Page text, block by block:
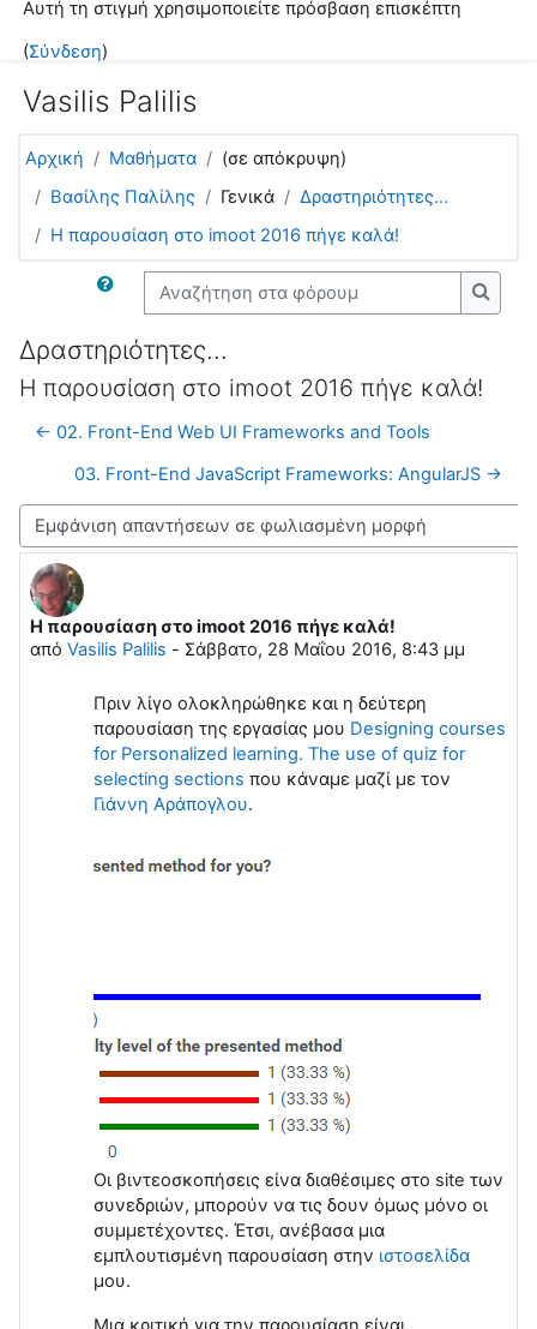
Μετάβαση στο κεντρικό περιεχόμενο
Αυτή τη στιγμή χρησιμοποιείτε πρόσβαση επισκέπτη
(Σύνδεση)
Vasilis Palilis
Αρχική Μαθήματα
(σε απόκρυψη)
Βασίλης Παλίλης
Γενικά
Δραστηριότητες...
H παρουσίαση στο imoot 2016 πήγε καλά!
Αναζήτηση στα φόρουμ
Δραστηριότητες...
H παρουσίαση στο imoot 2016 πήγε καλά!
← 02. Front-End Web UI Frameworks and Tools
03. Front-End JavaScript Frameworks: AngularJS →
Λειτουργία εμφάνισης
H παρουσίαση στο imoot 2016 πήγε καλά!
από Vasilis Palilis - Σάββατο, 28 Μαΐου 2016, 8:43 μμ
Αριθμός απαντήσεων: 0
Πριν λίγο ολοκληρώθηκε και η δεύτερη
παρουσίαση της εργασίας μου Designing courses
for Personalized learning. The use of quiz for
selecting sections που κάναμε μαζί με τον
Γιάννη Αράπογλου.
Οι βιντεοσκοπήσεις είνα διαθέσιμες στο site των
συνεδριών, μπορούν να τις δουν όμως μόνο οι
συμμετέχοντες. Έτσι, ανέβασα μια
εμπλουτισμένη παρουσίαση στην ιστοσελίδα
μου.